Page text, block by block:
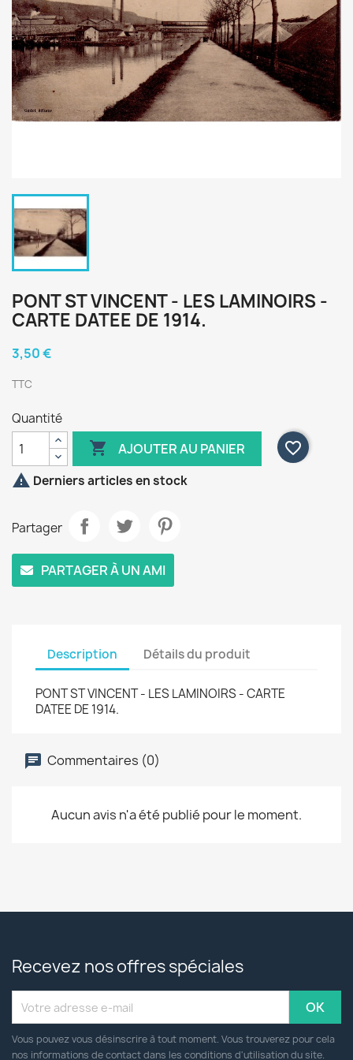
PONT ST VINCENT - LES LAMINOIRS -
CARTE DATEE DE 1914.
3,50 €
TTC
Quantité
 AJOUTER AU PANIER
favorite_border
 Derniers articles en stock
Partager
PARTAGER À UN AMI
Description Détails du produit
PONT ST VINCENT - LES LAMINOIRS - CARTE
DATEE DE 1914.
Commentaires (0)
Aucun avis n'a été publié pour le moment.
Recevez nos offres spéciales
Vous pouvez vous désinscrire à tout moment. Vous trouverez pour cela
nos informations de contact dans les conditions d'utilisation du site.